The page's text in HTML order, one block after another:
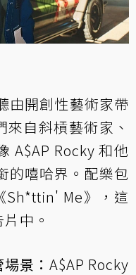
由開創性藝術家帶
自斜槓藝術家、
A$AP Rocky 和他
的嘻哈界。配樂包
Sh*ttin' Me》，這
中。
景： A$AP Rocky